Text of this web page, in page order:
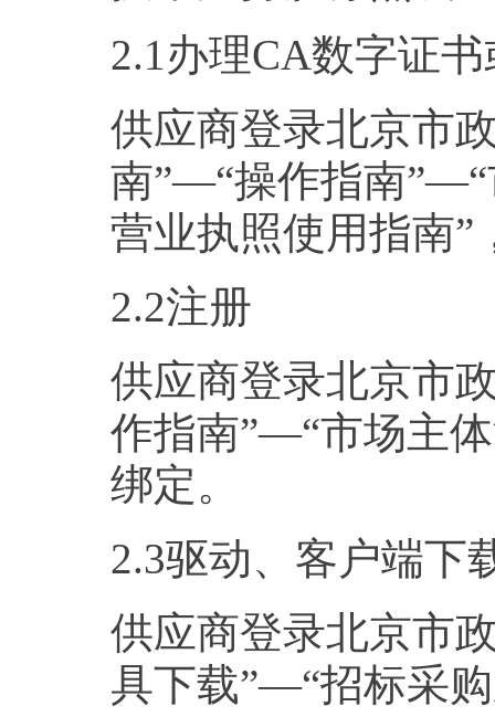
2.1办理CA数字证
供应商登录北京市
南”—“操作指南”—“
营业执照使用指南”
2.2注册
供应商登录北京市
作指南”—“市场主
绑定。
2.3驱动、客户端下
供应商登录北京市
具下载”—“招标采